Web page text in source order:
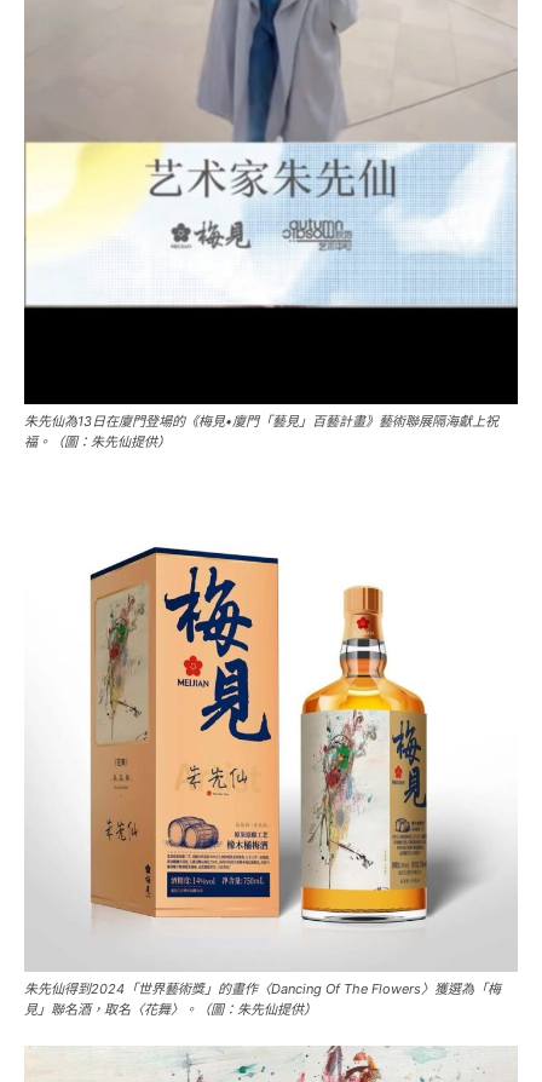
朱先仙為13日在廈門登場的《梅見•廈門「藝見」百藝計畫》藝術聯展隔海獻上祝
福。（圖：朱先仙提供）
朱先仙得到2024「世界藝術獎」的畫作〈Dancing Of The Flowers〉獲選為「梅
見」聯名酒，取名〈花舞〉。（圖：朱先仙提供）